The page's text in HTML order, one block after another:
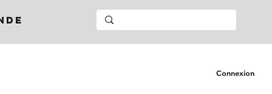
Connexion